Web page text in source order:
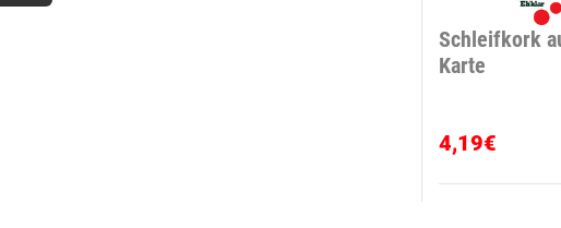
Schleifkork
Karte
4,19€